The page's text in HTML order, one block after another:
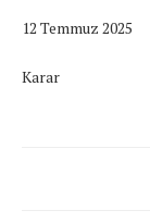
12 Temmuz 2025
Karar